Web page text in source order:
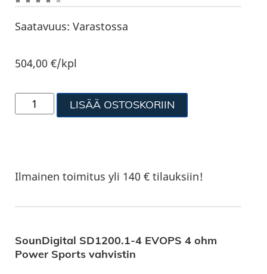
Saatavuus: Varastossa
504,00€/kpl
LISÄÄ OSTOSKORIIN
Ilmainen toimitus yli 140 € tilauksiin!
SounDigital SD1200.1-4 EVOPS 4 ohm
Power Sports vahvistin